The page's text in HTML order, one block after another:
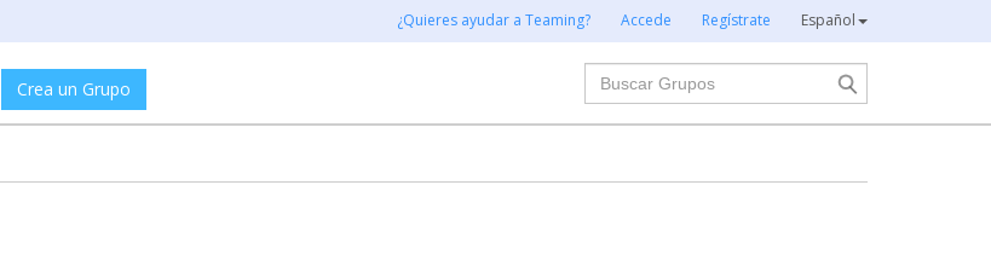
¿Quieres ayudar a Teaming? Accede Regístrate Español
Crea un Grupo
Buscar